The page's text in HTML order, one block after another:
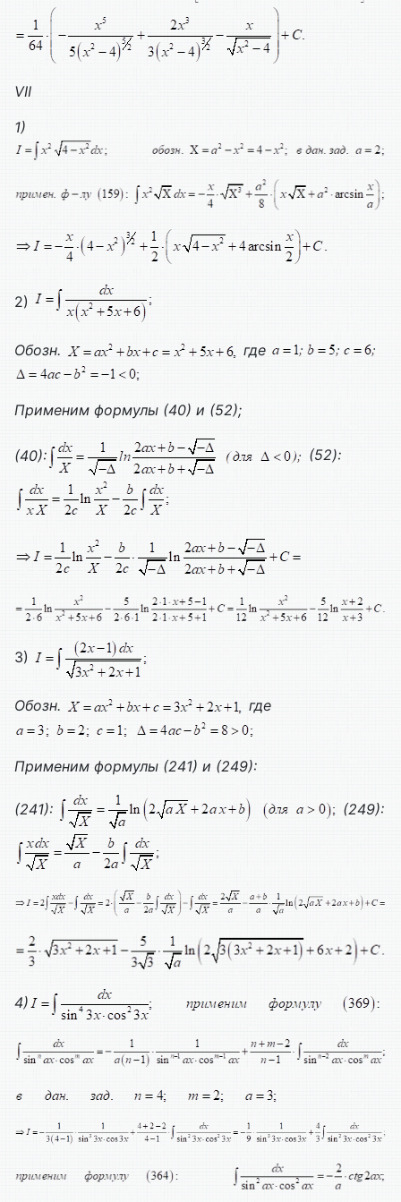
VII
1)
2)
Обозн. где
Применим формулы (40) и (52);
(40): (52):
3)
Обозн. где
Применим формулы (241) и (249):
(241): (249):
4)